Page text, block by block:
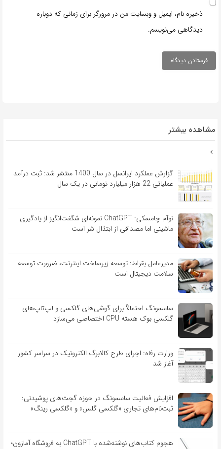
ذخیره نام، ایمیل و وبسایت من در مرورگر برای زمانی که دوباره
دیدگاهی می‌نویسم.
مشاهده بیشتر
گزارش عملکرد ایرانسل در سال 1400 منتشر شد: ثبت درآمد
عملیاتی 22 هزار میلیارد تومانی در یک سال
نوآم چامسکی: ChatGPT نمونه‌ای شگفت‌انگیز از یادگیری
ماشینی اما مصداقی از ابتذال شر است
مدیرعامل بقراط: توسعه زیرساخت اینترنت، ضرورت توسعه
سلامت دیجیتال است
سامسونگ احتمالاً برای گوشی‌های گلکسی و لپ‌تاپ‌های
گلکسی بوک هسته CPU اختصاصی می‌سازد
وزارت رفاه: اجرای طرح کالابرگ الکترونیک در سراسر کشور
آغاز شد
افزایش فعالیت سامسونگ در حوزه گجت‌های پوشیدنی:
ثبت‌نام‌های تجاری «گلکسی گلس» و «گلکسی رینگ»
هجوم کتاب‌های نوشته‌شده با ChatGPT به فروشگاه آمازون؛